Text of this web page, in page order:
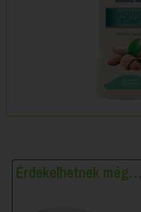
Érdekelhetnek még…